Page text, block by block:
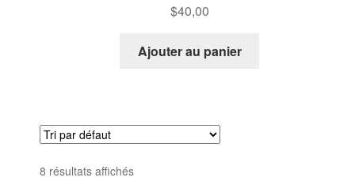
$40,00
Ajouter au panier
8 résultats affichés